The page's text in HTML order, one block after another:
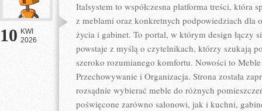
10 KWI
2026
Italsystem to współczesna platforma treści, która
z meblami oraz konkretnych podpowiedziach dla
życia i gabinet. To portal, w którym design łączy
powstaje z myślą o czytelnikach, którzy szukają
szeroko rozumianego komfortu. Nowości to
Przechowywanie i Organizacja. Strona została
rozsądnie wybierać meble do różnych
poświęcone zarówno salonowi, jak i kuchni,